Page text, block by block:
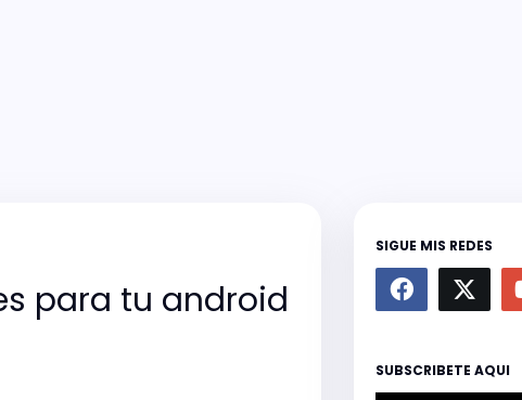
para tu android
SIGUE MIS REDES
SUBSCRIBETE AQUI